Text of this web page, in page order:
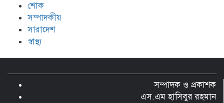
শোক
সম্পাদকীয়
সারাদেশ
স্বাস্থ্য
সম্পাদক ও প্রকাশক
এস.এম হাসিবুর রহমান